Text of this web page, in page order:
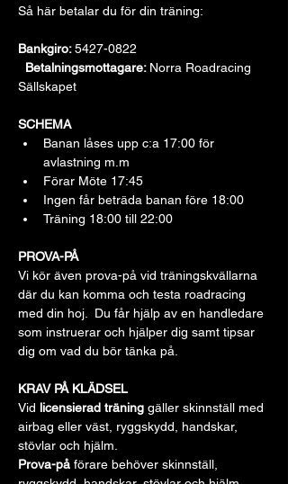
Så här betalar du för din träning:
Bankgiro: 5427-0822
Betalningsmottagare: Norra Roadracing
Sällskapet
SCHEMA
Banan låses upp c:a 17:00 för
avlastning m.m
Förar Möte 17:45
Ingen får beträda banan före 18:00
Träning 18:00 till 22:00
PROVA-PÅ
Vi kör även prova-på vid träningskvällarna
där du kan komma och testa roadracing
med din hoj.  Du får hjälp av en handledare
som instruerar och hjälper dig samt tipsar
dig om vad du bör tänka på.
KRAV PÅ KLÄDSEL
Vid licensierad träning gäller skinnställ med
airbag eller väst, ryggskydd, handskar,
stövlar och hjälm.
Prova-på förare behöver skinnställ,